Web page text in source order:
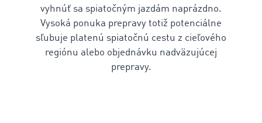
vyhnúť sa spiatočným jazdám naprázdno.
Vysoká ponuka prepravy totiž potenciálne
sľubuje platenú spiatočnú cestu z cieľového
regiónu alebo objednávku nadväzujúcej
prepravy.